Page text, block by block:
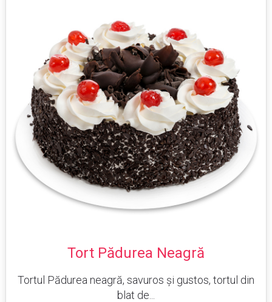
Tort Pădurea Neagră
Tortul Pădurea neagră, savuros și gustos, tortul din
blat de...